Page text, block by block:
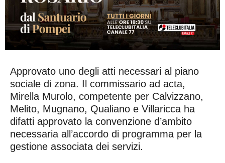
Approvato uno degli atti necessari al piano
sociale di zona. Il commissario ad acta,
Mirella Murolo, competente per Calvizzano,
Melito, Mugnano, Qualiano e Villaricca ha
difatti approvato la convenzione d’ambito
necessaria all’accordo di programma per la
gestione associata dei servizi.